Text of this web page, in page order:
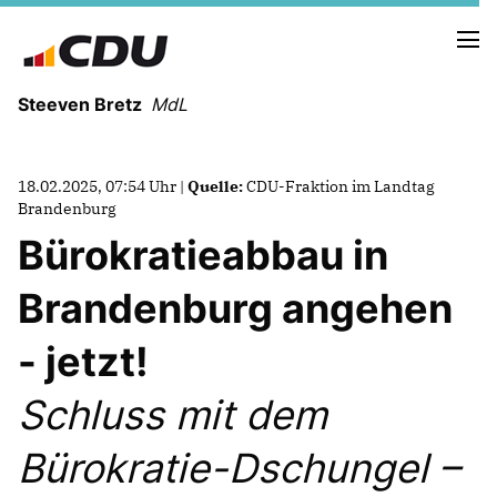
Steeven Bretz MdL
VITA
WAHLKREISBESUCHE
PRESSEFOTOS
MEIN WAHLKREIS
ZIELE
Redebeiträge
18.02.2025, 07:54 Uhr | Quelle:CDU-Fraktion im Landtag
Brandenburg
Bürokratieabbau in
Brandenburg angehen
- jetzt!
Schluss mit dem
Bürokratie-Dschungel –